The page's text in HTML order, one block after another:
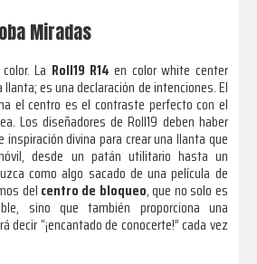
Miradas
La Roll19 R14 en color white center
es una declaración de intenciones. El
el centro es el contraste perfecto con el
Los diseñadores de Roll19 deben haber
divina para crear una llanta que
desde un patán utilitario hasta un
como algo sacado de una película de
del centro de bloqueo, que no solo es
sino que también proporciona una
decir “¡encantado de conocerte!” cada vez